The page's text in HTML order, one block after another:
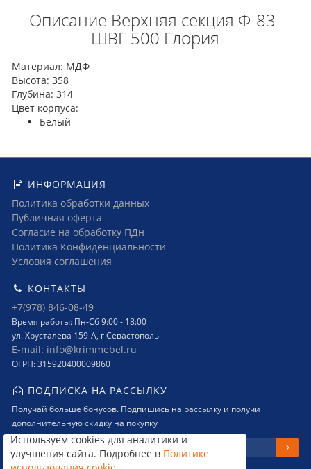
Описание Верхняя секция Ф-83-
ШВГ 500 Глория
Материал: МДФ
Высота: 358
Глубина: 314
Цвет корпуса:
Белый
Используем cookies для аналитики и
улучшения сайта. Подробнее в Политике
ИНФОРМАЦИЯ
Политика обработки данных
Публичная оферта
Согласие на обработку ПДн
Политика Конфиденциальности
Условия соглашения
КОНТАКТЫ
+7(978) 846-08-49
Время работы: Пн-Сб 9:00 - 18:00
ул. Хрусталева 159-А, г Севастополь
E-mail: info@krimmebel.ru
ОГРН: 315920400009860
ПОДПИСКА НА РАССЫЛКУ
Получай больше бонусов. Подпишись на рассылку и получи
дополнительную скидку на покупку